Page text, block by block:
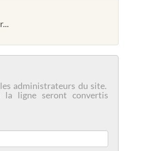
administrateurs du site.
la ligne seront convertis